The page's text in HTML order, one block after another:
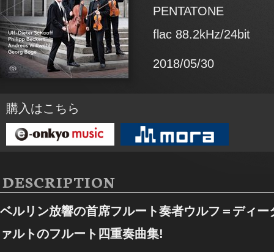
PENTATONE
flac 88.2kHz/24bit
2018/05/30
購入はこちら
DESCRIPTION
ベルリン放響の首席フルート奏者ウルフ＝ディ
ァルトのフルート四重奏曲集!